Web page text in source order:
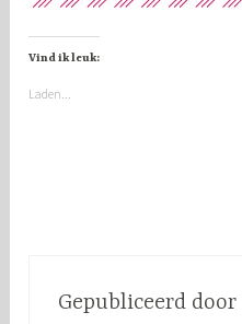
Vind ik leuk:
Laden...
Gepubliceerd door